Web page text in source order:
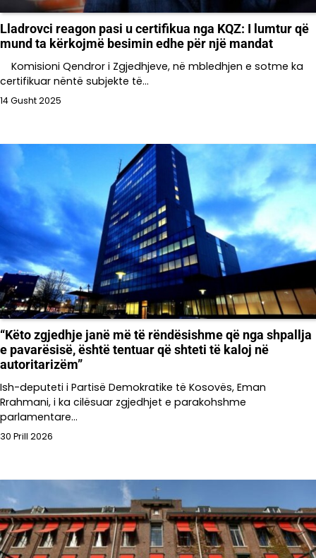
Lladrovci reagon pasi u certifikua nga KQZ: I lumtur që
mund ta kërkojmë besimin edhe për një mandat
Komisioni Qendror i Zgjedhjeve, në mbledhjen e sotme ka
certifikuar nëntë subjekte të…
14 Gusht 2025
“Këto zgjedhje janë më të rëndësishme që nga shpallja
e pavarësisë, është tentuar që shteti të kaloj në
autoritarizëm”
Ish-deputeti i Partisë Demokratike të Kosovës, Eman
Rrahmani, i ka cilësuar zgjedhjet e parakohshme
parlamentare…
30 Prill 2026